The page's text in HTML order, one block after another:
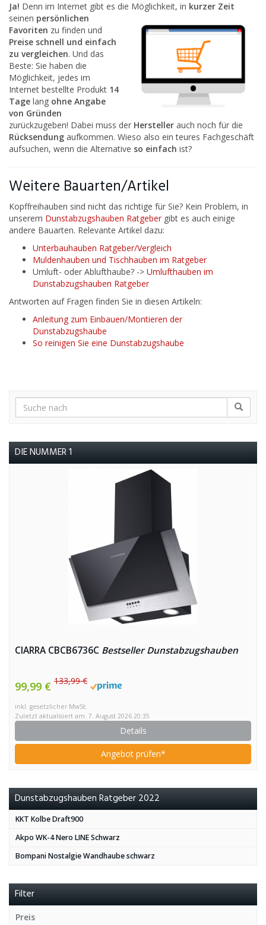
Ja! Denn im Internet gibt es die Möglichkeit, in kurzer Zeit
seinen persönlichen
Favoriten zu finden und
Preise schnell und einfach
zu vergleichen. Und das
Beste: Sie haben die
Möglichkeit, jedes im
Internet bestellte Produkt 14
Tage lang ohne Angabe
von Gründen
zurückzugeben! Dabei muss der Hersteller auch noch für die
Rücksendung aufkommen. Wieso also ein teures Fachgeschäft
aufsuchen, wenn die Alternative so einfach ist?
Weitere Bauarten/Artikel
Kopffreihauben sind nicht das richtige für Sie? Kein Problem, in
unserem Dunstabzugshauben Ratgeber gibt es auch einige
andere Bauarten. Relevante Artikel dazu:
Unterbauhauben Ratgeber/Vergleich
Muldenhauben und Tischhauben im Ratgeber
Umluft- oder Ablufthaube? -> Umlufthauben im
Dunstabzugshauben Ratgeber
Antworten auf Fragen finden Sie in diesen Artikeln:
Anleitung zum Einbauen/Montieren der
Dunstabzugshaube
So reinigen Sie eine Dunstabzugshaube
DIE NUMMER 1
CIARRA CBCB6736C Bestseller Dunstabzugshauben
99,99 € 133,99 €
inkl. gesetzlicher MwSt.
Zuletzt aktualisiert am: 7. August 2026 20:35
Details
Angebot prüfen*
Dunstabzugshauben Ratgeber 2022
KKT Kolbe Draft900
Akpo WK-4 Nero LINE Schwarz
Bompani Nostalgie Wandhaube schwarz
Filter
Preis